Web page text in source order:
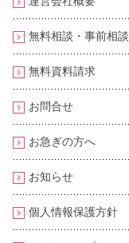
無料相談・事前相談
無料資料請求
お問合せ
お急ぎの方へ
お知らせ
個人情報保護方針